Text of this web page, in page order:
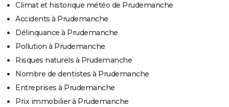
Climat et historique météo de Prudemanche
Accidents à Prudemanche
Délinquance à Prudemanche
Pollution à Prudemanche
Risques naturels à Prudemanche
Nombre de dentistes à Prudemanche
Entreprises à Prudemanche
Prix immobilier à Prudemanche